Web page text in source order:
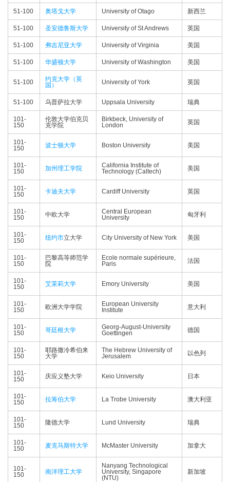
51-100 奥塔戈大学 University of Otago 新西兰
51-100 圣安德鲁斯大学 University of St Andrews 英国
51-100 弗吉尼亚大学 University of Virginia 美国
51-100 华盛顿大学 University of Washington 美国
51-100
约克大学（英
国）
University of York 英国
51-100 乌普萨拉大学 Uppsala University 瑞典
101-
150
伦敦大学伯克贝
克学院
Birkbeck, University of
London
英国
101-
150
波士顿大学 Boston University 美国
101-
150
加州理工学院
California Institute of
Technology (Caltech)
美国
101-
150
卡迪夫大学 Cardiff University 英国
101-
150
中欧大学
Central European
University
匈牙利
101-
150
纽约市立大学 City University of New York 美国
101-
150
巴黎高等师范学
院
Ecole normale supérieure,
Paris
法国
101-
150
艾茉莉大学 Emory University 美国
101-
150
欧洲大学学院
European University
Institute
意大利
101-
150
哥廷根大学
Georg-August-University
Goettingen
德国
101-
150
耶路撒冷希伯来
大学
The Hebrew University of
Jerusalem
以色列
101-
150
庆应义塾大学 Keio University 日本
101-
150
拉筹伯大学 La Trobe University 澳大利亚
101-
150
隆德大学 Lund University 瑞典
101-
150
麦克马斯特大学 McMaster University 加拿大
101-
150
南洋理工大学
Nanyang Technological
University, Singapore
(NTU)
新加坡